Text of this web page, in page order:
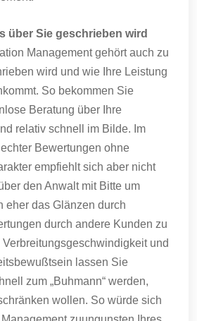
über Sie geschrieben wird
Management gehört auch zu
wird und wie Ihre Leistung
So bekommen Sie
Beratung über Ihre
relativ schnell im Bilde. Im
Bewertungen ohne
empfiehlt sich aber nicht
den Anwalt mit Bitte um
eher das Glänzen durch
durch andere Kunden zu
und
lassen Sie
zum „Buhmann“ werden,
wollen. So würde sich